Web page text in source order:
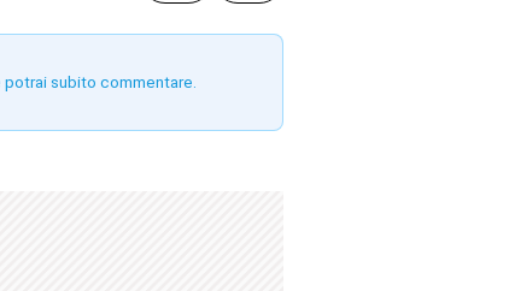
subito commentare.